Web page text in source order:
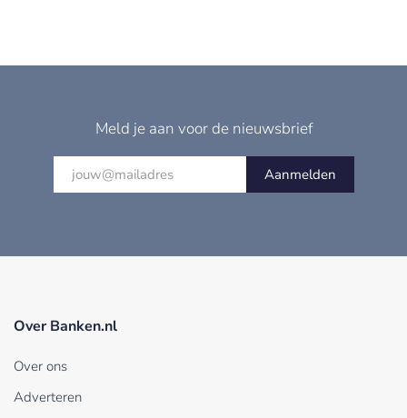
Meld je aan voor de nieuwsbrief
Aanmelden
Over Banken.nl
Over ons
Adverteren